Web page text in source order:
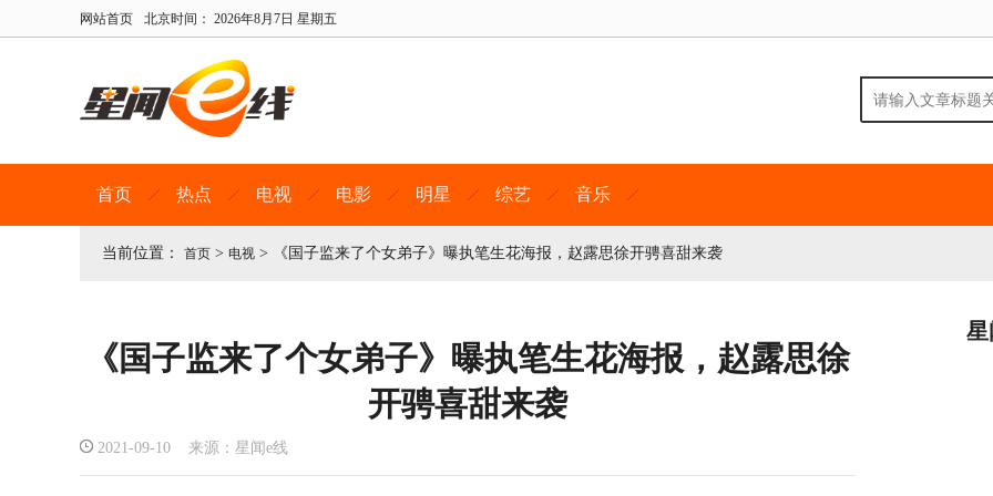
网站首页 北京时间： 2026年8月7日 星期五
首页 热点 电视 电影 明星 综艺 音乐
当前位置： 首页 > 电视 > 《国子监来了个女弟子》曝执笔生花海报，赵露思徐开骋喜甜来袭
《国子监来了个女弟子》曝执笔生花海报，赵露思徐
开骋喜甜来袭
2021-09-10 来源：星闻e线
星